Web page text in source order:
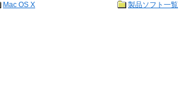
Mac OS X
製品ソフト一覧